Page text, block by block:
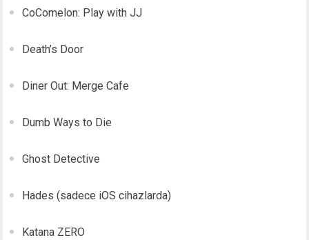
CoComelon: Play with JJ
Death’s Door
Diner Out: Merge Cafe
Dumb Ways to Die
Ghost Detective
Hades (sadece iOS cihazlarda)
Katana ZERO